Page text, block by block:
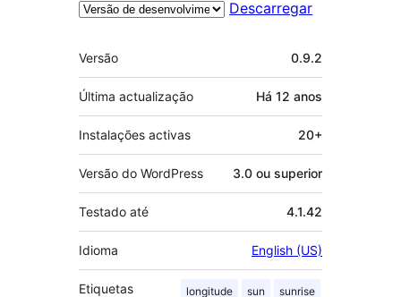
Descarregar
Metadados
Versão 0.9.2
Última actualização Há 12 anos
Instalações activas 20+
Versão do WordPress 3.0 ou superior
Testado até 4.1.42
Idioma English (US)
Etiquetas longitude sun sunrise